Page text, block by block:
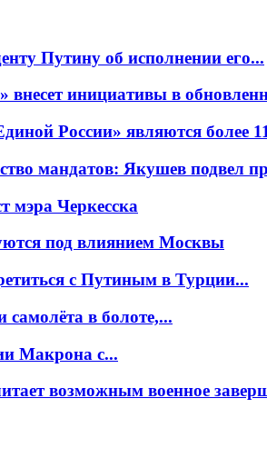
Путину об исполнении его...
внесет инициативы в
России» являются более
мандатов: Якушев подвел
мэра Черкесска
под влиянием Москвы
с Путиным в Турции...
в болоте,...
Макрона с...
возможным военное